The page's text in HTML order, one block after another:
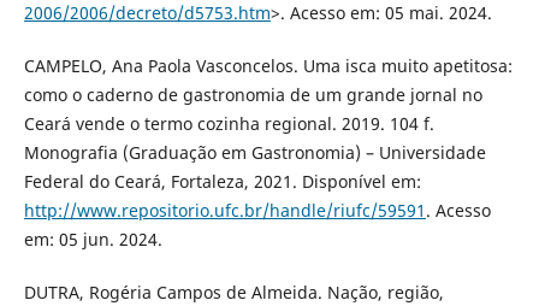
2006/2006/decreto/d5753.htm>. Acesso em: 05 mai. 2024.
CAMPELO, Ana Paola Vasconcelos. Uma isca muito apetitosa:
como o caderno de gastronomia de um grande jornal no
Ceará vende o termo cozinha regional. 2019. 104 f.
Monografia (Graduação em Gastronomia) – Universidade
Federal do Ceará, Fortaleza, 2021. Disponível em:
http://www.repositorio.ufc.br/handle/riufc/59591 . Acesso
em: 05 jun. 2024.
DUTRA, Rogéria Campos de Almeida. Nação, região,